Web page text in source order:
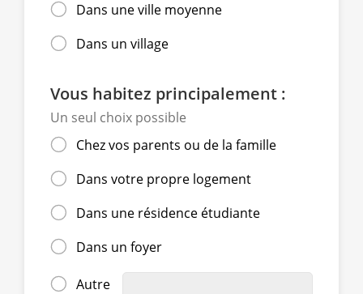
Dans une ville moyenne
Dans un village
Vous habitez principalement :
Un seul choix possible
Chez vos parents ou de la famille
Dans votre propre logement
Dans une résidence étudiante
Dans un foyer
Autre